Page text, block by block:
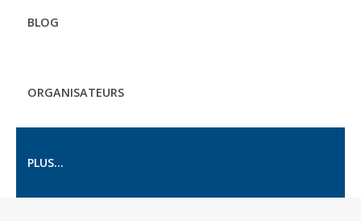
BLOG
ORGANISATEURS
PLUS...